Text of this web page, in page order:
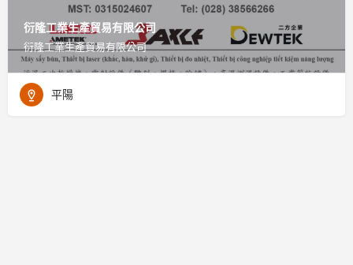
衍隆工業生產貿易有限公司
衍隆工業生產貿易有限公司
平陽